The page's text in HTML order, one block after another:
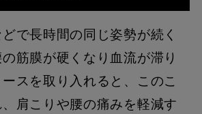
で長時間の同じ姿勢が続く
筋膜が硬くなり血流が滞り
スを取り入れると、このこ
肩こりや腰の痛みを軽減す